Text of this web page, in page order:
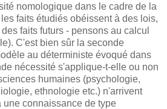
nomologique dans le cadre de la
faits étudiés obéissent à des lois,
faits futurs - pensons au calcul
C'est bien sûr la seconde
au déterministe évoqué dans
nécessité s'applique-t-elle ou non
humaines (psychologie,
ethnologie etc.) n'arrivent
une connaissance de type